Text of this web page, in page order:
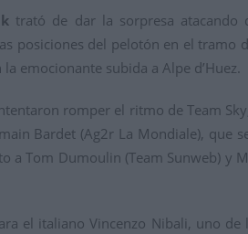
trató de dar la sorpresa
posiciones del pelotón en el tramo
emocionante subida a Alpe d’Huez.
romper el ritmo de Team
Bardet (Ag2r La Mondiale), que
a Tom Dumoulin (Team Sunweb)
el italiano Vincenzo Nibali, uno